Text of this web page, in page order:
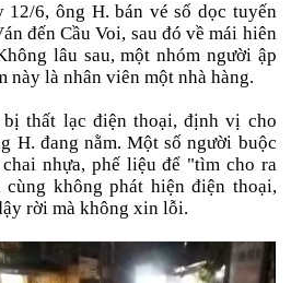
12/6, ông H. bán vé số dọc tuyến
đến Cầu Voi, sau đó về mái hiên
lâu sau, một nhóm người ập
là nhân viên một nhà hàng.
thất lạc điện thoại, định vị cho
H. đang nằm. Một số người buộc
nhựa, phế liệu để "tìm cho ra
không phát hiện điện thoại,
rời mà không xin lỗi.